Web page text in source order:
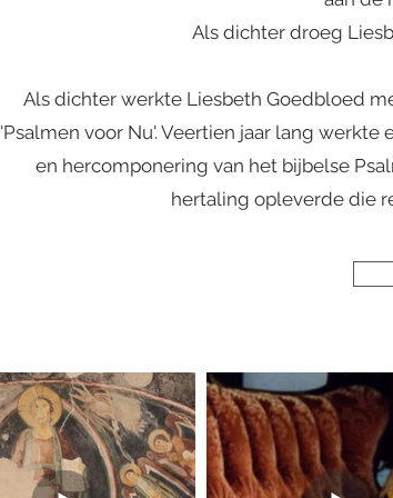
Als dichter droeg
Als dichter werkte Liesbeth Goedbloed
'Psalmen voor Nu'. Veertien jaar lang
en hercomponering van het bijbelse
hertaling opleverde die